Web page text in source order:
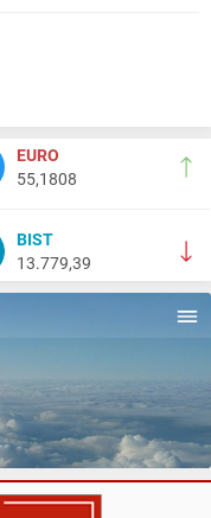
HAYIRLI OLSUN
EURO
55,1808
BIST
13.779,39